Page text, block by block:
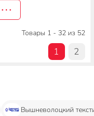
Товары 1 - 32 из 52
1 2
Вышневолоцкий